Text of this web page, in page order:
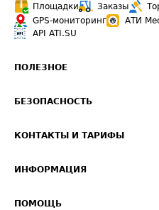
Площадки
Заказы
GPS-мониторинг
АТИ
API ATI.SU
ПОЛЕЗНОЕ
Звезды ATI.SU на вашем сайте
Средние ставки
БЕЗОПАСНОСТЬ
Светофор+
О формировании Паспорта
КОНТАКТЫ И ТАРИФЫ
Реклама на сайте
ИНФОРМАЦИЯ
ПОМОЩЬ